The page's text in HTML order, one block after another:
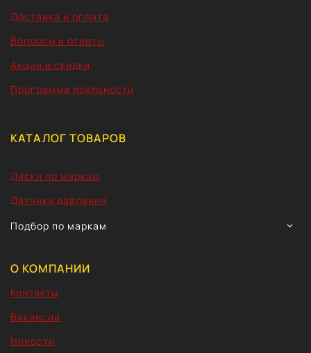
Доставка и оплата
Вопросы и ответы
Акции и скидки
Программа лояльности
КАТАЛОГ ТОВАРОВ
Диски по маркам
Датчики давления
Подбор по маркам
О КОМПАНИИ
Контакты
Вакансии
Новости